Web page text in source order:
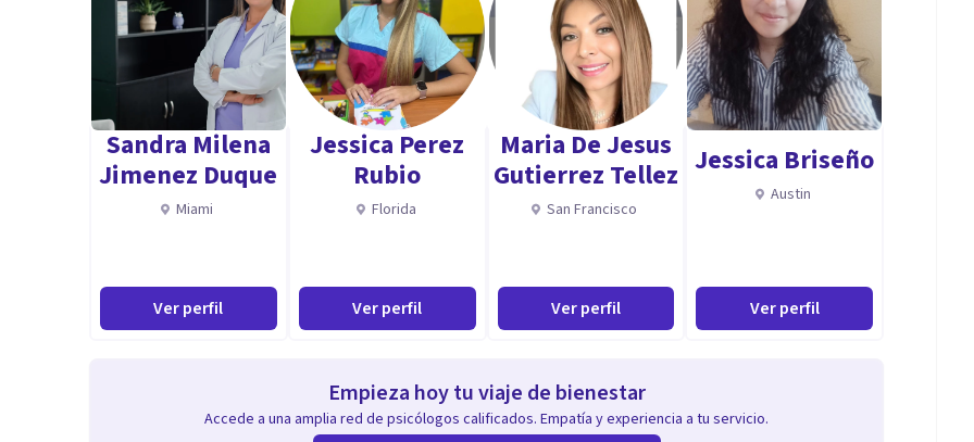
Sandra Milena
Jimenez Duque
Miami
Ver perfil
Jessica Perez
Rubio
Florida
Ver perfil
Maria De Jesus
Gutierrez Tellez
San Francisco
Ver perfil
Jessica Briseño
Austin
Ver perfil
Empieza hoy tu viaje de bienestar
Accede a una amplia red de psicólogos calificados. Empatía y experiencia a tu servicio.